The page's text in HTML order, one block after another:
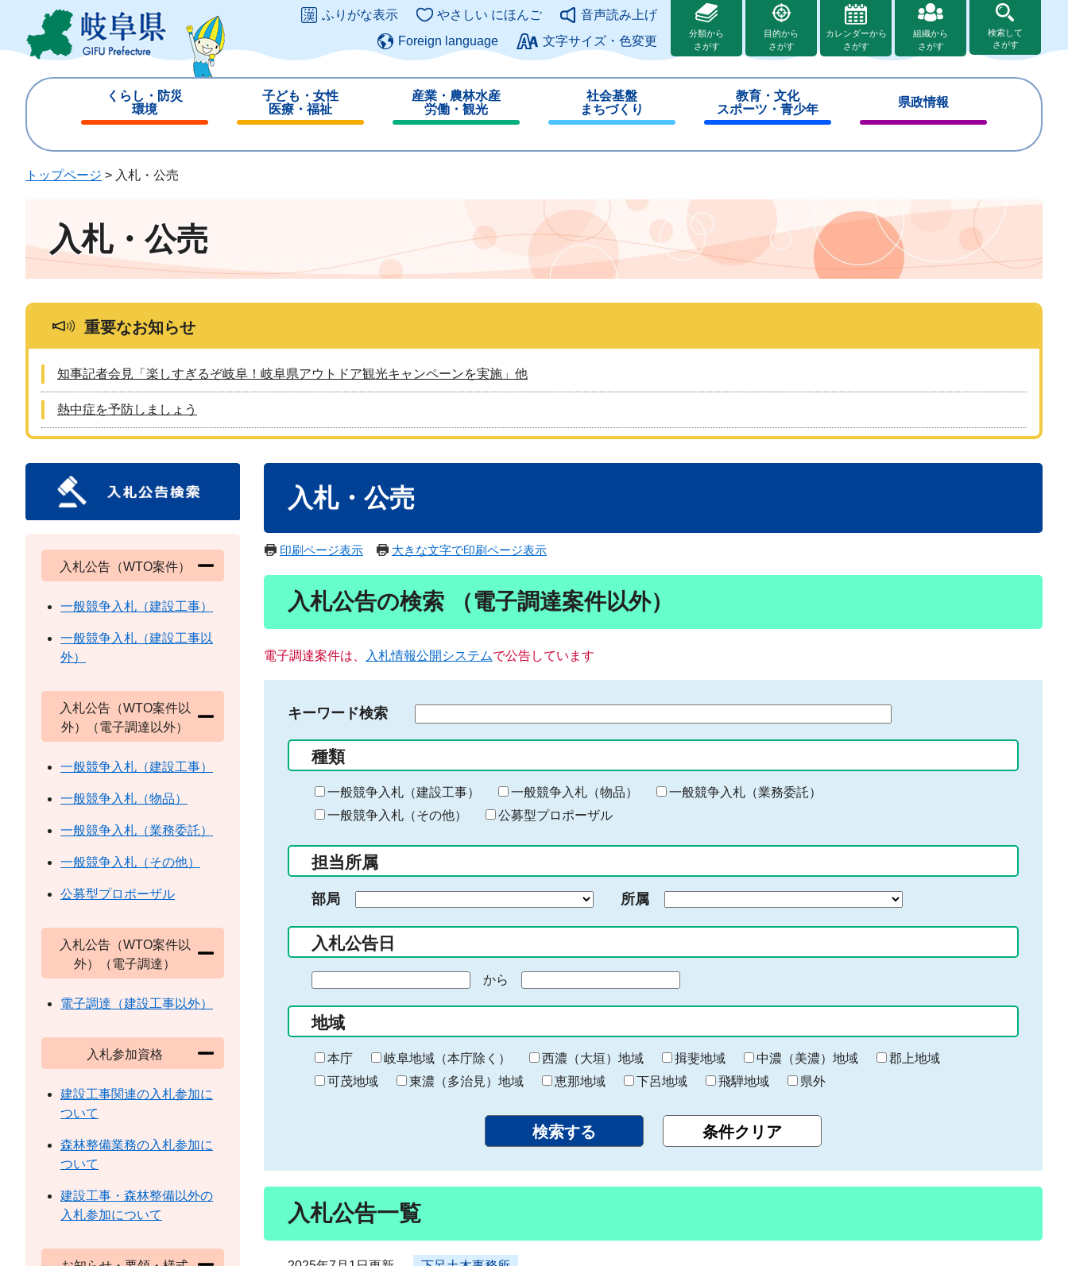
ジ
ュ
このページの本文へ
ふりがな表示 やさしい にほんご
音声読み上げ
Foreign language
文字サイズ・色変更
分類から
さがす
目的から
さがす
カレンダーから
さがす
組織から
さがす
検索して
さがす
くらし・防災
環境
じ
子ども・女性
医療・福祉
じ
産業・農林水産
労働・観光
じ
社会基盤
まちづくり
じ
教育・文化
スポーツ・青少年
じ
県政情報
じ
トップページ > 入札・公売
入札・公売
重要なお知らせ
知事記者会見「楽しすぎるぞ岐阜！岐阜県アウトドア観光キャンペーンを実施」他
熱中症を予防しましょう
入札・公売
印刷ページ表示 大きな文字で印刷ページ表示
入札公告の検索 （電子調達案件以外）
電子調達案件は、 入札情報公開システムで公告しています
キーワード検索
る
キ
ー
ー
入
力
種類
一般競争入札（建設工事） 一般競争入札（物品）
一般競争入札（業務委託）
一般競争入札（その他）
公募型プロポーザル
担当所属
部局 所属
入札公告日
の
始
ま
り
から
終
わ
り
地域
本庁 岐阜地域（本庁除く） 西濃（大垣）地域 揖斐地域 中濃（美濃）地域
郡上地域
可茂地域
東濃（多治見）地域 恵那地域 下呂地域 飛騨地域 県外
入札公告一覧
入札公告（WTO案件）
一般競争入札（建設工事）
一般競争入札（建設工事以
外）
入札公告（WTO案件以
外）（電子調達以外）
一般競争入札（建設工事）
一般競争入札（物品）
一般競争入札（業務委託）
一般競争入札（その他）
公募型プロポーザル
入札公告（WTO案件以
外）（電子調達）
電子調達（建設工事以外）
入札参加資格
建設工事関連の入札参加に
ついて
森林整備業務の入札参加に
ついて
建設工事・森林整備以外の
入札参加について